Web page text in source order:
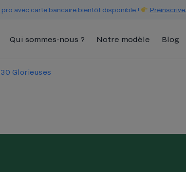
avec carte bancaire bientôt disponible !
Qui sommes-nous ? Notre modèle Blog
Glorieuses